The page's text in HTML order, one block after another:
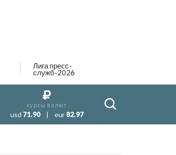
Лига пресс-
служб-2026
курсы валют
usd 71.90 | eur 82.97